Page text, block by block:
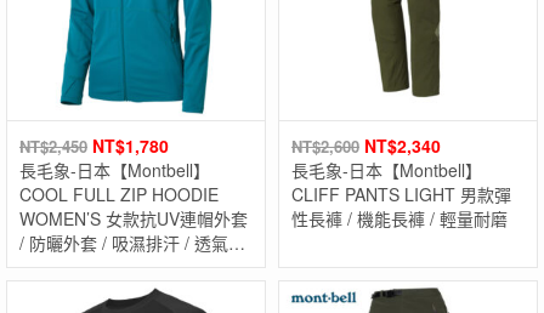
NT$2,450 NT$1,780
長毛象-日本【Montbell】
COOL FULL ZIP HOODIE
WOMEN’S 女款抗UV連帽外套
/ 防曬外套 / 吸濕排汗 / 透氣快
乾
NT$2,600 NT$2,340
長毛象-日本【Montbell】
CLIFF PANTS LIGHT 男款彈
性長褲 / 機能長褲 / 輕量耐磨